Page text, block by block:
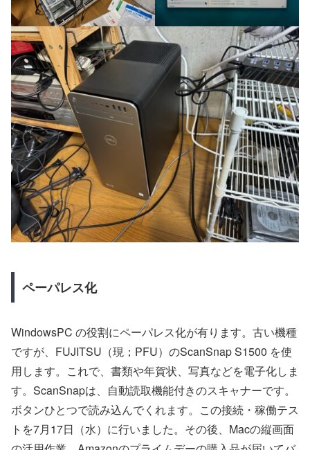
ペーパレス化
WindowsPC の役割にペーパレス化が有ります。古い機種
ですが、FUJITSU（現；PFU）のScanSnap S1500 を使
用します。これで、書類や年賀状、写真などを電子化しま
す。ScanSnapは、自動読取機能付きのスキャナーです。
ボタンひとつで読み込んでくれます。この接続・稼働テス
トを7月17日（水）に行いました。その後、Macの縦画面